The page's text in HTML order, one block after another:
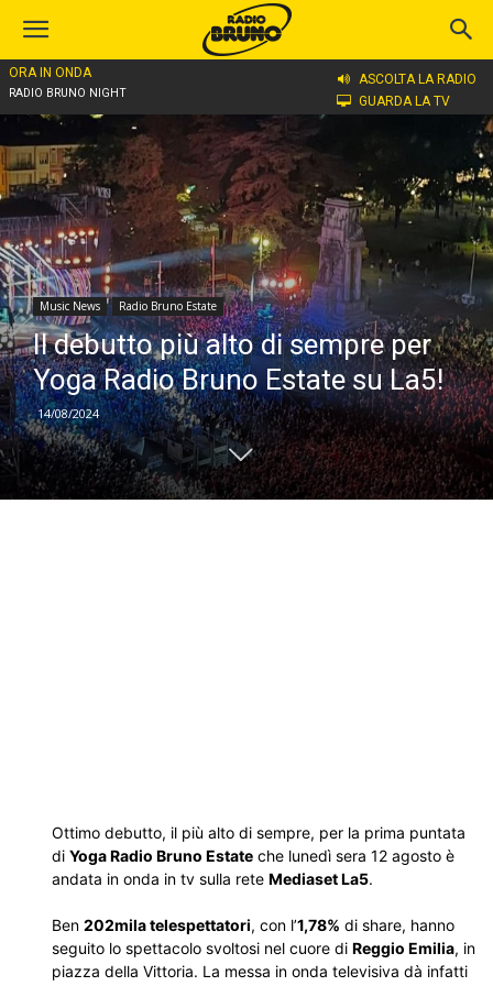
ORA IN ONDA
RADIO BRUNO NIGHT
ASCOLTA LA RADIO
GUARDA LA TV
Home
Music News Radio Bruno Estate
Il debutto più alto di sempre per
Yoga Radio Bruno Estate su La5!
14/08/2024
Ottimo debutto, il più alto di sempre, per la prima puntata
di Yoga Radio Bruno Estate che lunedì sera 12 agosto è
andata in onda in tv sulla rete Mediaset La5.
Ben 202mila telespettatori, con l’1,78% di share, hanno
seguito lo spettacolo svoltosi nel cuore di Reggio Emilia, in
piazza della Vittoria. La messa in onda televisiva dà infatti